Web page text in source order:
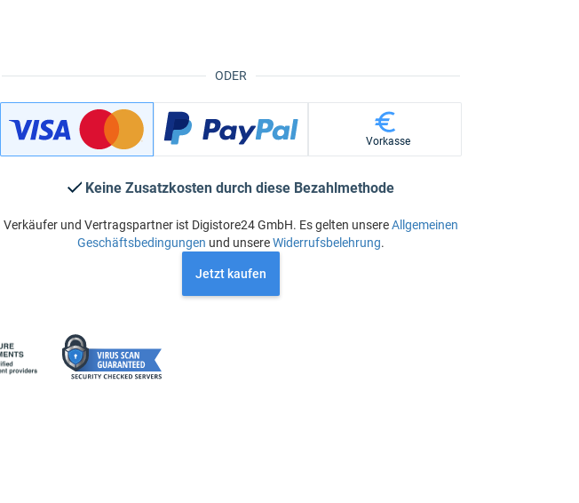
ODER
Vorkasse
Keine Zusatzkosten durch diese Bezahlmethode
Verkäufer und Vertragspartner ist Digistore24 GmbH. Es gelten unsereAllgemeinen
Geschäftsbedingungen und unsereWiderrufsbelehrung.
Jetzt kaufen